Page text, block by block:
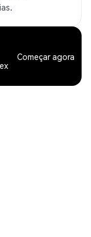
Começar agora